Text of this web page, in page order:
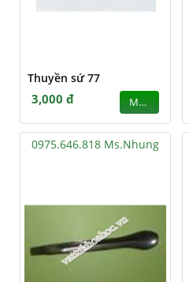
Thuyền sứ 77
3,000 đ MUA
0975.646.818 Ms.Nhung